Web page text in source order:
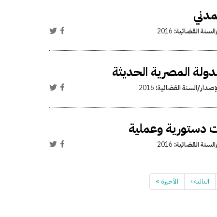
القضائية: 2016
المصرية الحديثة
السنة القضائية: 2016
دستورية وعملية
القضائية: 2016
التالية › الأخيرة »